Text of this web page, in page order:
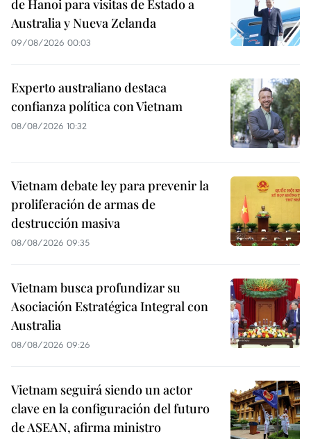
de Hanoi para visitas de Estado a
Australia y Nueva Zelanda
09/08/2026 00:03
Experto australiano destaca
confianza política con Vietnam
08/08/2026 10:32
Vietnam debate ley para prevenir la
proliferación de armas de
destrucción masiva
08/08/2026 09:35
Vietnam busca profundizar su
Asociación Estratégica Integral con
Australia
08/08/2026 09:26
Vietnam seguirá siendo un actor
clave en la configuración del futuro
de ASEAN, afirma ministro